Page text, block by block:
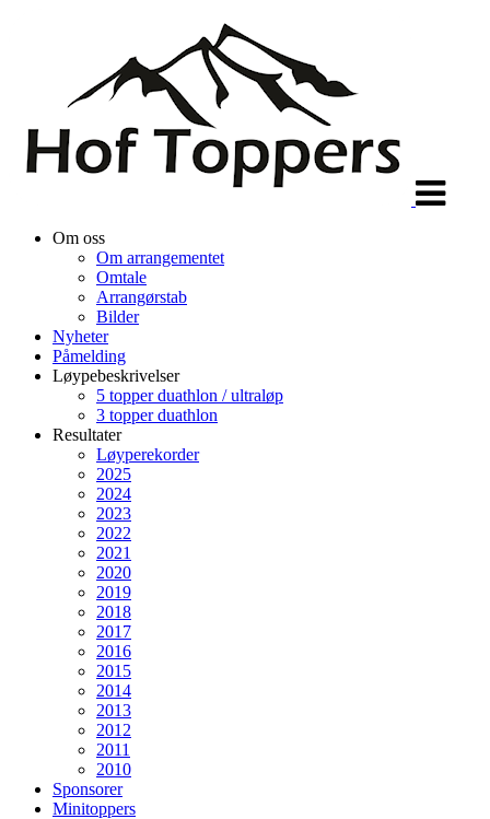
Om oss
Om arrangementet
Omtale
Arrangørstab
Bilder
Nyheter
Påmelding
Løypebeskrivelser
5 topper duathlon / ultraløp
3 topper duathlon
Resultater
Løyperekorder
2025
2024
2023
2022
2021
2020
2019
2018
2017
2016
2015
2014
2013
2012
2011
2010
Sponsorer
Minitoppers